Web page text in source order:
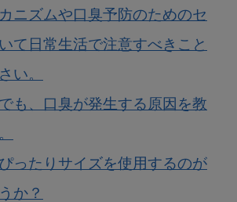
ニズムや口臭予防のためのセ
て日常生活で注意すべきこと
い。
も、口臭が発生する原因を教
ったりサイズを使用するのが
か？